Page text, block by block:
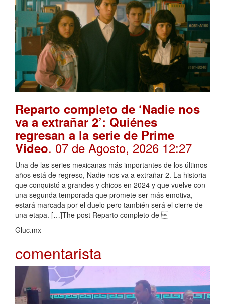
Reparto completo de ‘Nadie nos
va a extrañar 2’: Quiénes
regresan a la serie de Prime
Video. 07 de Agosto, 2026 12:27
Una de las series mexicanas más importantes de los últimos
años está de regreso, Nadie nos va a extrañar 2. La historia
que conquistó a grandes y chicos en 2024 y que vuelve con
una segunda temporada que promete ser más emotiva,
estará marcada por el duelo pero también será el cierre de
una etapa. […]The post Reparto completo de 
Gluc.mx
comentarista